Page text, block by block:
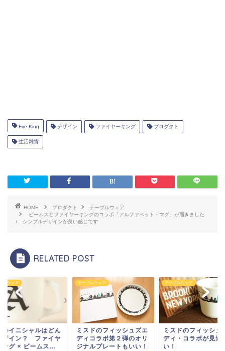
Fire-King デザイン ファイヤーキング プロダクト
生活雑貨
HOME プロダクト
テーブルウェア
ビームスとファイヤーキングのコラボ「アルファベット・マグ」が届きました
♪ シンプルデザインが良い感じです
RELATED POST
ルウェア
のイニシャルはどん
ザイン？ ファイヤ
ング × ビームス...
テーブルウェア
ミスドのフィッシュズエ
ディコラボ第２弾のオリ
ジナルプレートもいい！
テーブルウェア
ミスドのフィッシュ
ディ・コラボが見逃
い！